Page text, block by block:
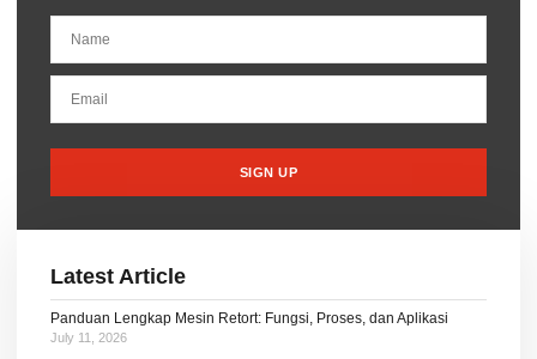
SIGN UP
Latest Article
Panduan Lengkap Mesin Retort: Fungsi, Proses, dan Aplikasi
July 11, 2026